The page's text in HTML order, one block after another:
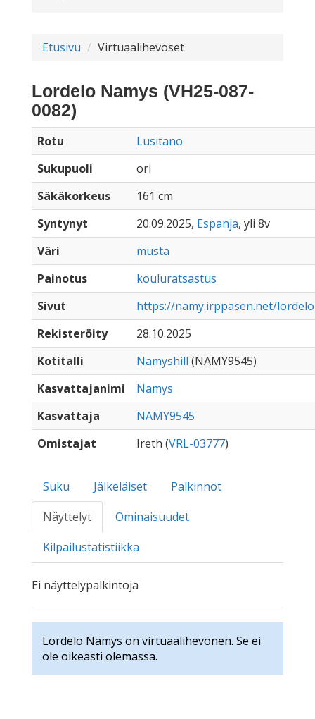
Etusivu Virtuaalihevoset
Lordelo Namys (VH25-087-
0082)
Rotu
Lusitano
Sukupuoli
ori
Säkäkorkeus
161 cm
Syntynyt
20.09.2025, Espanja, yli 8v
Väri
musta
Painotus
kouluratsastus
Sivut
https://namy.irppasen.net/
Rekisteröity
28.10.2025
Kotitalli
Namyshill (NAMY9545)
Kasvattajanimi
Namys
Kasvattaja
NAMY9545
Omistajat
Ireth (VRL-03777)
Suku Jälkeläiset
Palkinnot
Näyttelyt
Ominaisuudet
Kilpailustatistiikka
Ei näyttelypalkintoja
Lordelo Namys on virtuaalihevonen. Se ei
ole oikeasti olemassa.